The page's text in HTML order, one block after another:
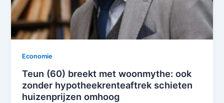
Economie
Teun (60) breekt met woonmythe: ook
zonder hypotheekrenteaftrek schieten
huizenprijzen omhoog